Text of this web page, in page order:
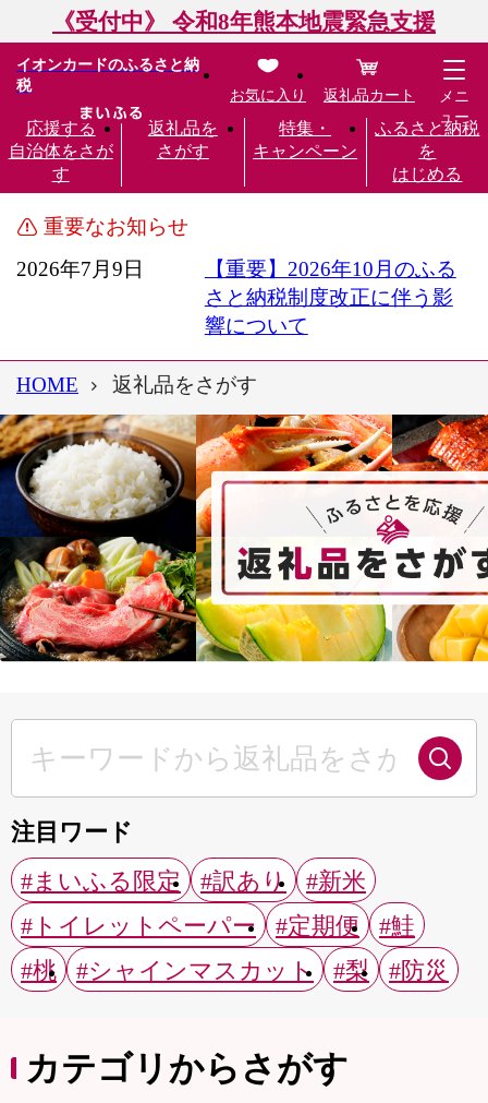
《受付中》 令和8年熊本地震緊急支援
イオンカードのふるさと納
税
応援する
自治体をさが
す
返礼品を
さがす
特集・
キャンペーン
ふるさと納税
を
はじめる
お気に入り 返礼品カート
メニ
ュー
重要なお知らせ
2026年7月9日
【重要】2026年10月のふる
さと納税制度改正に伴う影
響について
HOME 返礼品をさがす
注目ワード
#まいふる限定
#訳あり
#新米
#トイレットペーパー
#定期便
#鮭
#桃
#シャインマスカット #梨 #防災
カテゴリからさがす